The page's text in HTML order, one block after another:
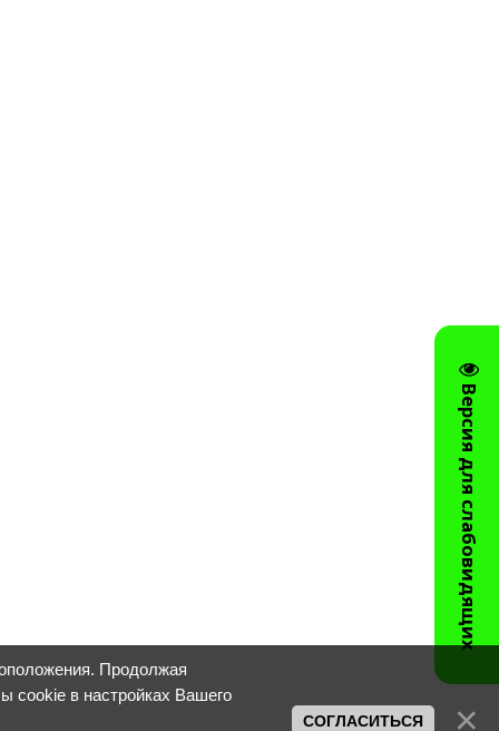
Версия для слабовидящих
Продолжая
cookie в настройках Вашего
СОГЛАСИТЬСЯ